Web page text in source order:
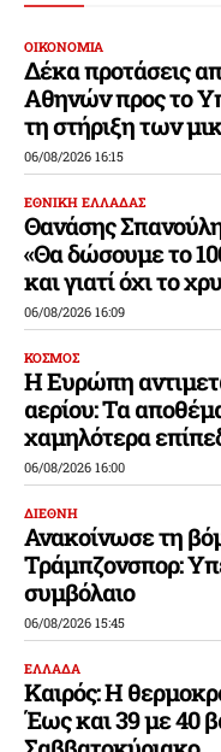
ΟΙΚΟΝΟΜΙΑ
Δέκα προτάσεις
Αθηνών προς το
τη στήριξη των
06/08/2026 16:15
ΕΘΝΙΚΗ ΕΛΛΑΔΑΣ
Θανάσης
«Θα δώσουμε το
και γιατί όχι το
06/08/2026 16:09
ΚΟΣΜΟΣ
Η Ευρώπη
αερίου: Τα
χαμηλότερα
06/08/2026 16:00
ΔΙΕΘΝΗ
Ανακοίνωσε τη
Τράμπζονσπορ:
συμβόλαιο
06/08/2026 15:45
ΕΛΛΑΔΑ
Καιρός: Η
Έως και 39 με 40